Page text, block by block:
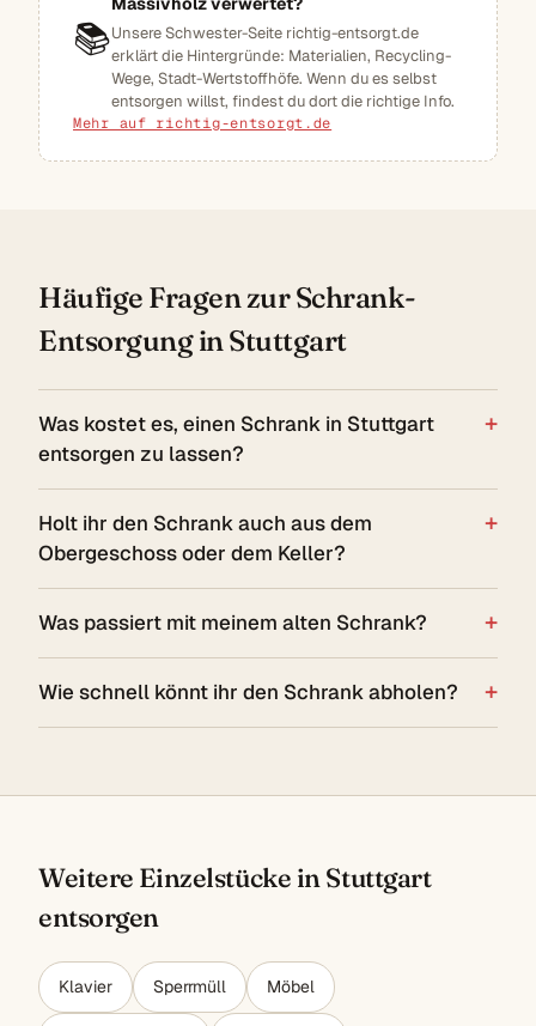
📚Unsere Schwester-Seite richtig-entsorgt.de
erklärt die Hintergründe: Materialien, Recycling-
Wege, Stadt-Wertstoffhöfe. Wenn du es selbst
entsorgen willst, findest du dort die richtige Info.
Mehr auf richtig-entsorgt.de
Häufige Fragen zur Schrank-
Entsorgung in Stuttgart
Was kostet es, einen Schrank in Stuttgart
entsorgen zu lassen?
Holt ihr den Schrank auch aus dem
Obergeschoss oder dem Keller?
Was passiert mit meinem alten Schrank?
Wie schnell könnt ihr den Schrank abholen?
Weitere Einzelstücke in Stuttgart
entsorgen
Klavier Sperrmüll Möbel